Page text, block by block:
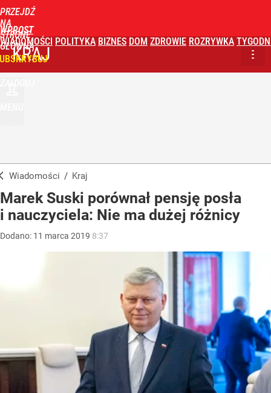
PRZEJDŹ
NA
STRONĘ
GŁÓWNĄ
WPROST
WIADOMOŚCI POLITYKA BIZNES DOM ZDROWIE ROZRYWKA
KRAJ
Wiadomości / Kraj
Marek Suski porównał pensję posła
i nauczyciela: Nie ma dużej różnicy
Dodano: 11 marca 2019 8:37